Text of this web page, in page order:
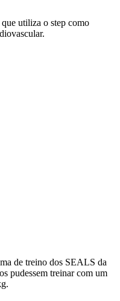
utiliza o step como
de treino dos SEALS da
pudessem treinar com um